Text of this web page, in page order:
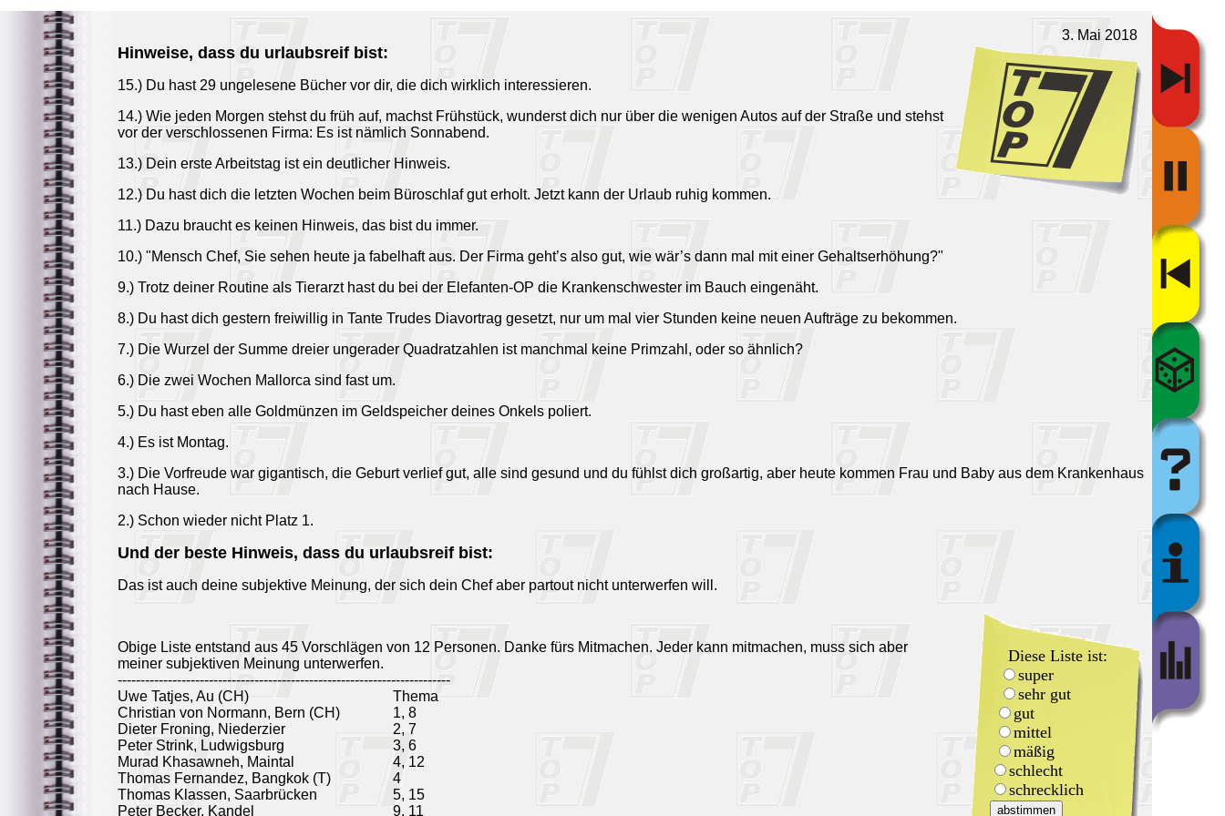
3. Mai 2018
Hinweise, dass du urlaubsreif bist:
15.) Du hast 29 ungelesene Bücher vor dir, die dich wirklich interessieren.
14.) Wie jeden Morgen stehst du früh auf, machst Frühstück, wunderst dich nur über die wenigen Autos auf der Straße und stehst
vor der verschlossenen Firma: Es ist nämlich Sonnabend.
13.) Dein erste Arbeitstag ist ein deutlicher Hinweis.
12.) Du hast dich die letzten Wochen beim Büroschlaf gut erholt. Jetzt kann der Urlaub ruhig kommen.
11.) Dazu braucht es keinen Hinweis, das bist du immer.
10.) "Mensch Chef, Sie sehen heute ja fabelhaft aus. Der Firma geht’s also gut, wie wär’s dann mal mit einer Gehaltserhöhung?"
9.) Trotz deiner Routine als Tierarzt hast du bei der Elefanten-OP die Krankenschwester im Bauch eingenäht.
8.) Du hast dich gestern freiwillig in Tante Trudes Diavortrag gesetzt, nur um mal vier Stunden keine neuen Aufträge zu bekommen.
7.) Die Wurzel der Summe dreier ungerader Quadratzahlen ist manchmal keine Primzahl, oder so ähnlich?
6.) Die zwei Wochen Mallorca sind fast um.
5.) Du hast eben alle Goldmünzen im Geldspeicher deines Onkels poliert.
4.) Es ist Montag.
3.) Die Vorfreude war gigantisch, die Geburt verlief gut, alle sind gesund und du fühlst dich großartig, aber heute kommen Frau und Baby aus dem Krankenhaus
nach Hause.
2.) Schon wieder nicht Platz 1.
Und der beste Hinweis, dass du urlaubsreif bist:
Das ist auch deine subjektive Meinung, der sich dein Chef aber partout nicht unterwerfen will.
Obige Liste entstand aus 45 Vorschlägen von 12 Personen. Danke fürs Mitmachen. Jeder kann mitmachen, muss sich aber
meiner subjektiven Meinung unterwerfen.
-------------------------------------------------------------------------
Uwe Tatjes, Au (CH)
Thema
Christian von Normann, Bern (CH)
1, 8
Dieter Froning, Niederzier
2, 7
Peter Strink, Ludwigsburg
3, 6
Murad Khasawneh, Maintal
4, 12
Thomas Fernandez, Bangkok (T)
4
Thomas Klassen, Saarbrücken
5, 15
Peter Becker, Kandel
9, 11
Diese Liste ist:
super
sehr gut
gut
mittel
mäßig
schlecht
schrecklich